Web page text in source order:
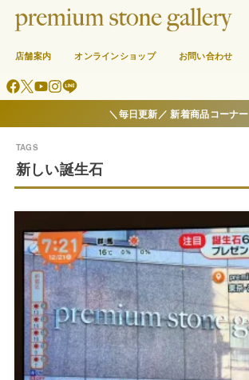
店舗案内 オンラインショップ お問い合わせ
＼毎日更新／ 新着商品コーナー
新しい誕生石